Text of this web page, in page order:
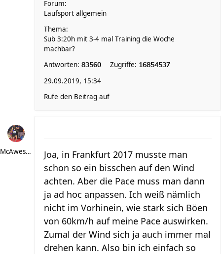
Forum:
Laufsport allgemein
Thema:
Sub 3:20h mit 3-4 mal Training die Woche
machbar?
Antworten: 83560 Zugriffe: 16854537
29.09.2019, 15:34
Rufe den Beitrag auf
McAwesome
Joa, in Frankfurt 2017 musste man
schon so ein bisschen auf den Wind
achten. Aber die Pace muss man dann
ja ad hoc anpassen. Ich weiß nämlich
nicht im Vorhinein, wie stark sich Böen
von 60km/h auf meine Pace auswirken.
Zumal der Wind sich ja auch immer mal
drehen kann. Also bin ich einfach so